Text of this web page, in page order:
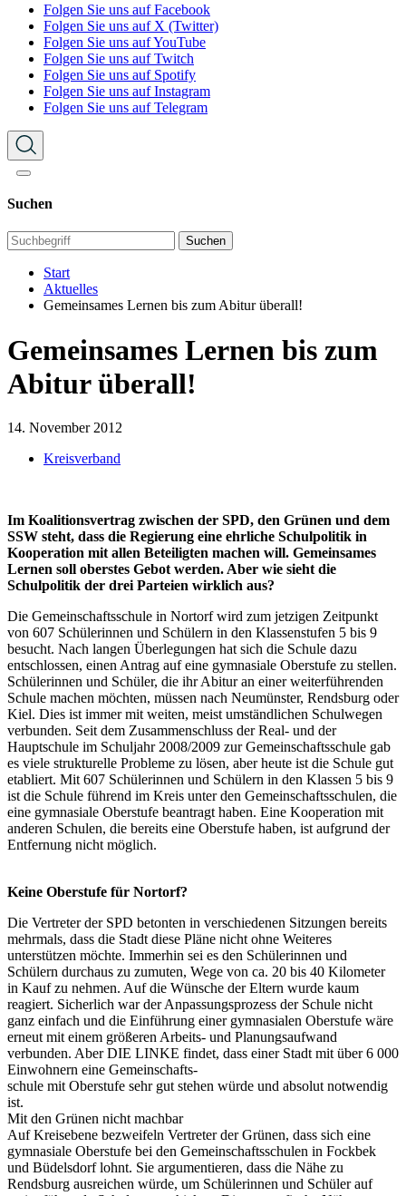
Folgen Sie uns auf Facebook
Folgen Sie uns auf X (Twitter)
Folgen Sie uns auf YouTube
Folgen Sie uns auf Twitch
Folgen Sie uns auf Spotify
Folgen Sie uns auf Instagram
Folgen Sie uns auf Telegram
Suchen
Suchen
Start
Aktuelles
Gemeinsames Lernen bis zum Abitur überall!
Gemeinsames Lernen bis zum
Abitur überall!
14. November 2012
Kreisverband
Im Koalitionsvertrag zwischen der SPD, den Grünen und dem
SSW steht, dass die Regierung eine ehrliche Schulpolitik in
Kooperation mit allen Beteiligten machen will. Gemeinsames
Lernen soll oberstes Gebot werden. Aber wie sieht die
Schulpolitik der drei Parteien wirklich aus?
Die Gemeinschaftsschule in Nortorf wird zum jetzigen Zeitpunkt
von 607 Schülerinnen und Schülern in den Klassenstufen 5 bis 9
besucht. Nach langen Überlegungen hat sich die Schule dazu
entschlossen, einen Antrag auf eine gymnasiale Oberstufe zu stellen.
Schülerinnen und Schüler, die ihr Abitur an einer weiterführenden
Schule machen möchten, müssen nach Neumünster, Rendsburg oder
Kiel. Dies ist immer mit weiten, meist umständlichen Schulwegen
verbunden. Seit dem Zusammenschluss der Real- und der
Hauptschule im Schuljahr 2008/2009 zur Gemeinschaftsschule gab
es viele strukturelle Probleme zu lösen, aber heute ist die Schule gut
etabliert. Mit 607 Schülerinnen und Schülern in den Klassen 5 bis 9
ist die Schule führend im Kreis unter den Gemeinschaftsschulen, die
eine gymnasiale Oberstufe beantragt haben. Eine Kooperation mit
anderen Schulen, die bereits eine Oberstufe haben, ist aufgrund der
Entfernung nicht möglich.
Keine Oberstufe für Nortorf?
Die Vertreter der SPD betonten in verschiedenen Sitzungen bereits
mehrmals, dass die Stadt diese Pläne nicht ohne Weiteres
unterstützen möchte. Immerhin sei es den Schülerinnen und
Schülern durchaus zu zumuten, Wege von ca. 20 bis 40 Kilometer
in Kauf zu nehmen. Auf die Wünsche der Eltern wurde kaum
reagiert. Sicherlich war der Anpassungsprozess der Schule nicht
ganz einfach und die Einführung einer gymnasialen Oberstufe wäre
erneut mit einem größeren Arbeits- und Planungsaufwand
verbunden. Aber DIE LINKE findet, dass einer Stadt mit über 6 000
Einwohnern eine Gemeinschafts-
schule mit Oberstufe sehr gut stehen würde und absolut notwendig
ist.
Mit den Grünen nicht machbar
Auf Kreisebene bezweifeln Vertreter der Grünen, dass sich eine
gymnasiale Oberstufe bei den Gemeinschaftsschulen in Fockbek
und Büdelsdorf lohnt. Sie argumentieren, dass die Nähe zu
Rendsburg ausreichen würde, um Schülerinnen und Schüler auf